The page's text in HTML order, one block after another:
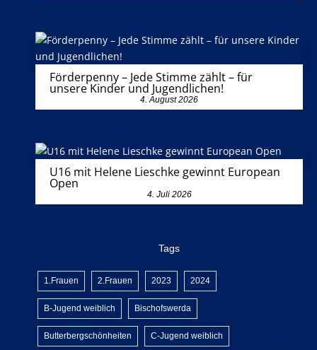
Förderpenny – Jede Stimme zählt – für
unsere Kinder und Jugendlichen!
4. August 2026
U16 mit Helene Lieschke gewinnt European
Open
4. Juli 2026
Tags
1.Frauen 2.Frauen 2023 2024
B-Jugend weiblich Bischofswerda
Butterbergschönheiten C-Jugend weiblich